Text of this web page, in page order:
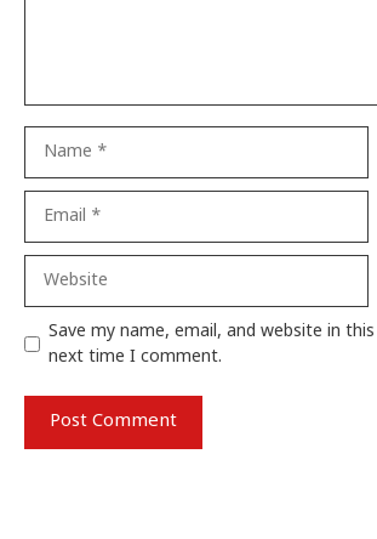
Save my name, email, and website in
next time I comment.